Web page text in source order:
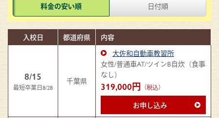
料金の安い順 日付順
入校日 都道府県 内容
8/15
最短卒業日8/28
千葉県
大佐和自動車教習所
女性/普通車AT/ツインB自炊（食事
なし）
319,000円 （税込）
お申し込み